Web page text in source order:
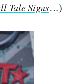
Tale Signs…)